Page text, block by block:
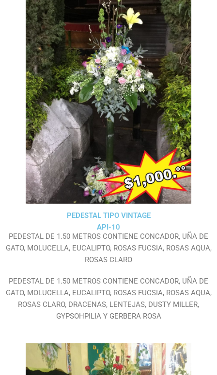
PEDESTAL TIPO VINTAGE
API-10
PEDESTAL DE 1.50 METROS CONTIENE CONCADOR, UÑA DE
GATO, MOLUCELLA, EUCALIPTO, ROSAS FUCSIA, ROSAS AQUA,
ROSAS CLARO
PEDESTAL DE 1.50 METROS CONTIENE CONCADOR, UÑA DE
GATO, MOLUCELLA, EUCALIPTO, ROSAS FUCSIA, ROSAS AQUA,
ROSAS CLARO, DRACENAS, LENTEJAS, DUSTY MILLER,
GYPSOHPILIA Y GERBERA ROSA